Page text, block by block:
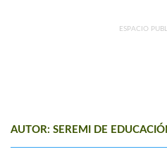
ESPACIO
AUTOR: SEREMI DE